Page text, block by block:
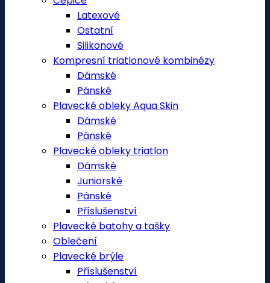
Latexové
Ostatní
Silikonové
Kompresní triatlonové kombinézy
Dámské
Pánské
Plavecké obleky Aqua Skin
Dámské
Pánské
Plavecké obleky triatlon
Dámské
Juniorské
Pánské
Příslušenství
Plavecké batohy a tašky
Oblečení
Plavecké brýle
Příslušenství